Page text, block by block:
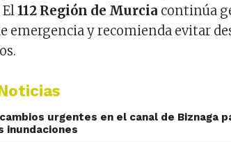
El112 Región de Murcia continúa
emergencia y recomienda evitar
urgentes en el canal de Biznaga
inundaciones